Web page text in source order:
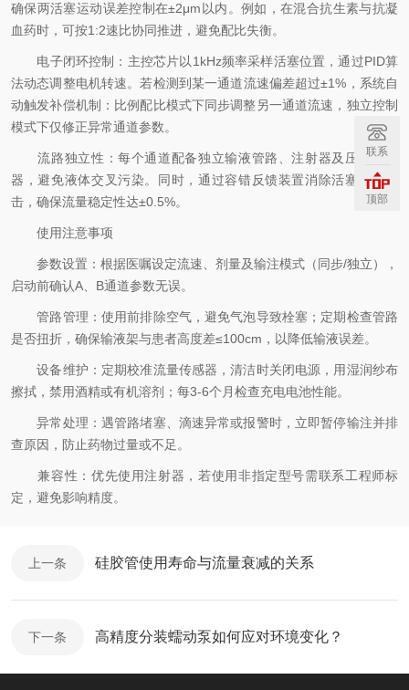
确保两活塞运动误差控制在±2μm以内。例如，在混合抗生素与抗凝
血药时，可按1:2速比协同推进，避免配比失衡。
电子闭环控制：主控芯片以1kHz频率采样活塞位置，通过PID算
法动态调整电机转速。若检测到某一通道流速偏差超过±1%，系统自
动触发补偿机制：比例配比模式下同步调整另一通道流速，独立控制
模式下仅修正异常通道参数。
流路独立性：每个通道配备独立输液管路、注射器及压力传感
器，避免液体交叉污染。同时，通过容错反馈装置消除活塞换向冲
击，确保流量稳定性达±0.5%。
使用注意事项
参数设置：根据医嘱设定流速、剂量及输注模式（同步/独立），
启动前确认A、B通道参数无误。
管路管理：使用前排除空气，避免气泡导致栓塞；定期检查管路
是否扭折，确保输液架与患者高度差≤100cm，以降低输液误差。
设备维护：定期校准流量传感器，清洁时关闭电源，用湿润纱布
擦拭，禁用酒精或有机溶剂；每3-6个月检查充电电池性能。
异常处理：遇管路堵塞、滴速异常或报警时，立即暂停输注并排
查原因，防止药物过量或不足。
兼容性：优先使用注射器，若使用非指定型号需联系工程师标
定，避免影响精度。
上一条 硅胶管使用寿命与流量衰减的关系
下一条 高精度分装蠕动泵如何应对环境变化？
联系
顶部